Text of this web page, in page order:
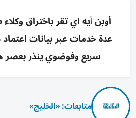
أوبن أيه آي تقر باختراق
عدة خدمات عبر بيانات
سريع وفوضوي ينذر
متابعات: «الخليج»